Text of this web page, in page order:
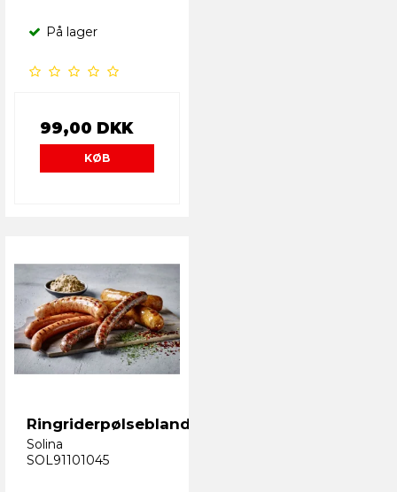
På lager
99,00 DKK
KØB
Ringriderpølseblanding
Solina
SOL91101045